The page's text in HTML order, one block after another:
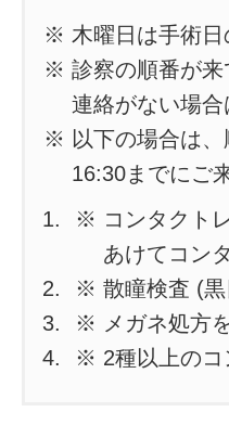
※ 木曜日は手術日
※ 診察の順番が来
連絡がない場
※ 以下の場合は、
16:30までにご
※ コンタクト
あけてコン
※ 散瞳検査 (黒
※ メガネ処方
※ 2種以上のコ